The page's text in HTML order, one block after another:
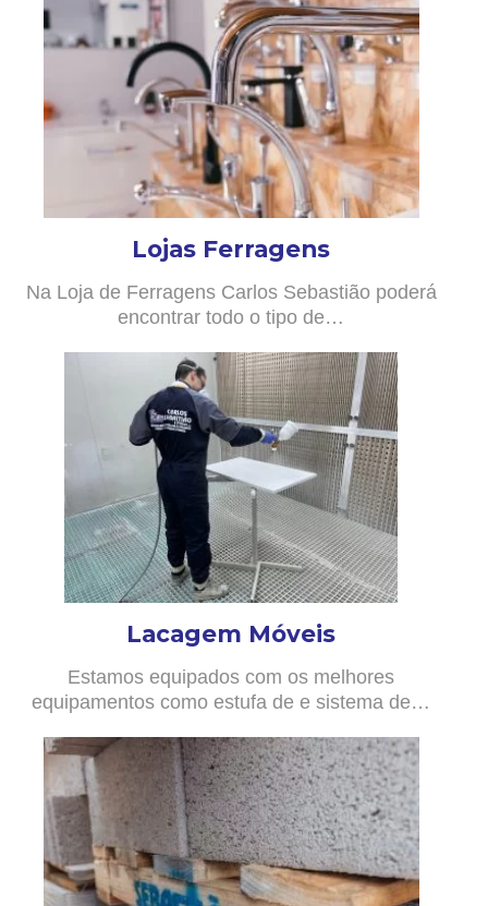
Lojas Ferragens
Na Loja de Ferragens Carlos Sebastião poderá
encontrar todo o tipo de…
Lacagem Móveis
Estamos equipados com os melhores
equipamentos como estufa de e sistema de…